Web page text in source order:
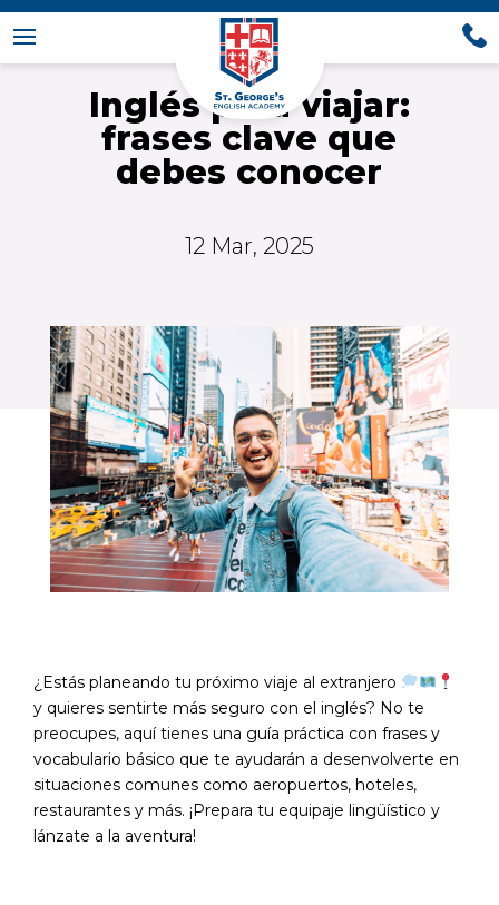
Inglés para viajar:
frases clave que
debes conocer
12 Mar, 2025
¿Estás planeando tu próximo viaje al extranjero
y quieres sentirte más seguro con el inglés? No te
preocupes, aquí tienes una guía práctica con frases y
vocabulario básico que te ayudarán a desenvolverte en
situaciones comunes como aeropuertos, hoteles,
restaurantes y más. ¡Prepara tu equipaje lingüístico y
lánzate a la aventura!